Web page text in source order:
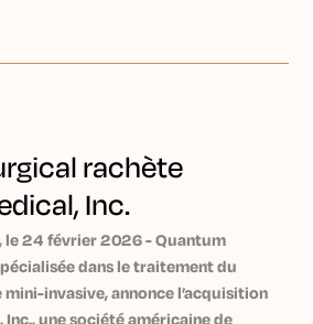
à Taïwan. Epione permet un
invasif des tumeurs. Près de 140
sont diagnostiqués chaque
qui développe la plateforme
au traitement précoce des
les médecins lors des ablations
où une ou plusieurs aiguilles sont
pour détruire la tumeur.
de traiter des tumeurs
difficiles d’accès, en raison
rachète
Inc.
24 février 2026 - Quantum
dans le traitement du
invasive, annonce l’acquisition